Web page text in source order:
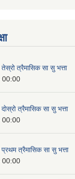
त्रैमासिक सा सु भत्ता
00:00
त्रैमासिक सा सु भत्ता
00:00
त्रैमासिक सा सु भत्ता
00:00